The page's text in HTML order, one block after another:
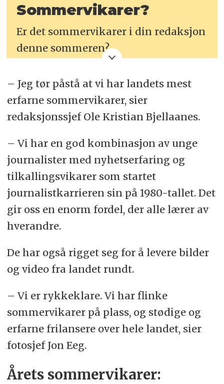
Sommervikarer?
Er det sommervikarer i din redaksjon
denne sommeren?
tips@medier24.no
– Jeg tør påstå at vi har landets mest
erfarne sommervikarer, sier
redaksjonssjef Ole Kristian Bjellaanes.
– Vi har en god kombinasjon av unge
journalister med nyhetserfaring og
tilkallingsvikarer som startet
journalistkarrieren sin på 1980-tallet. Det
gir oss en enorm fordel, der alle lærer av
hverandre.
De har også rigget seg for å levere bilder
og video fra landet rundt.
– Vi er rykkeklare. Vi har flinke
sommervikarer på plass, og stødige og
erfarne frilansere over hele landet, sier
fotosjef Jon Eeg.
Årets sommervikarer: